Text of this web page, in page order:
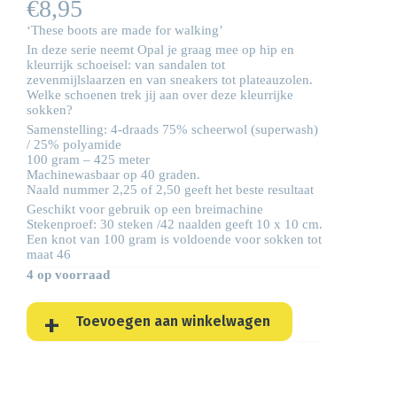
€8,95
‘These boots are made for walking’
In deze serie neemt Opal je graag mee op hip en
kleurrijk schoeisel: van sandalen tot
zevenmijlslaarzen en van sneakers tot plateauzolen.
Welke schoenen trek jij aan over deze kleurrijke
sokken?
Samenstelling: 4-draads 75% scheerwol (superwash)
/ 25% polyamide
100 gram – 425 meter
Machinewasbaar op 40 graden.
Naald nummer 2,25 of 2,50 geeft het beste resultaat
Geschikt voor gebruik op een breimachine
Stekenproef: 30 steken /42 naalden geeft 10 x 10 cm.
Een knot van 100 gram is voldoende voor sokken tot
maat 46
4 op voorraad
Toevoegen aan winkelwagen